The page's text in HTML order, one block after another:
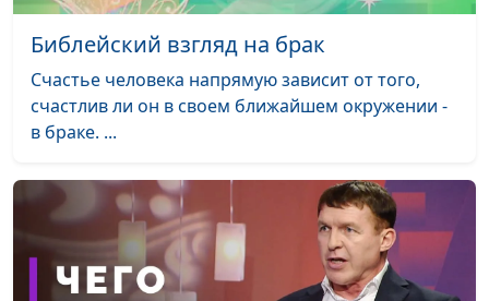
Потребности
женщины (вторая
часть)
Анна Богатская, Виталий
Киссер,
священнослужитель,
семейный консультант
женщины (первая
часть)
Киссер,
священнослужитель,
семейный консультант
Эмоциональные и
Анна Богатская, Виталий
Библейский взгляд на брак
Счастье человека напрямую зависит от того,
счастлив ли он в своем ближайшем окружении -
в браке. ...